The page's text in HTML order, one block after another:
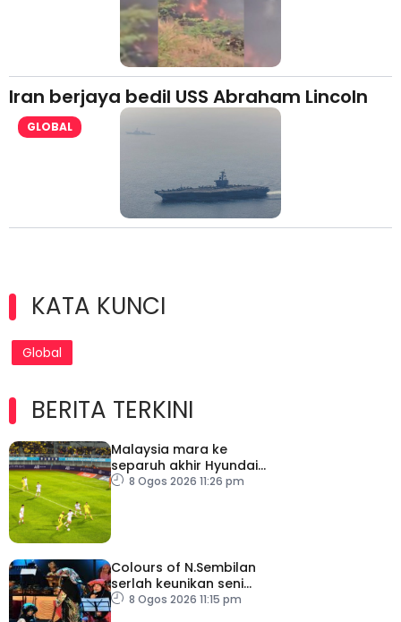
Iran berjaya bedil USS Abraham Lincoln
GLOBAL
KATA KUNCI
Global
BERITA TERKINI
Malaysia mara ke
separuh akhir Hyundai
ASEAN Cup
8 Ogos 2026 11:26 pm
Colours of N.Sembilan
serlah keunikan seni
budaya negeri beradat
8 Ogos 2026 11:15 pm